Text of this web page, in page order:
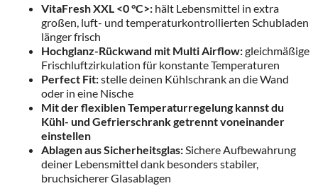
VitaFresh XXL <0 °C>: hält Lebensmittel in extra
großen, luft- und temperaturkontrollierten Schubladen
länger frisch
Hochglanz-Rückwand mit Multi Airflow:gleichmäßige
Frischluftzirkulation für konstante Temperaturen
Perfect Fit:stelle deinen Kühlschrank an die Wand
oder in eine Nische
Mit der flexiblen Temperaturregelung kannst du
Kühl- und Gefrierschrank getrennt voneinander
einstellen
Ablagen aus Sicherheitsglas: Sichere Aufbewahrung
deiner Lebensmittel dank besonders stabiler,
bruchsicherer Glasablagen